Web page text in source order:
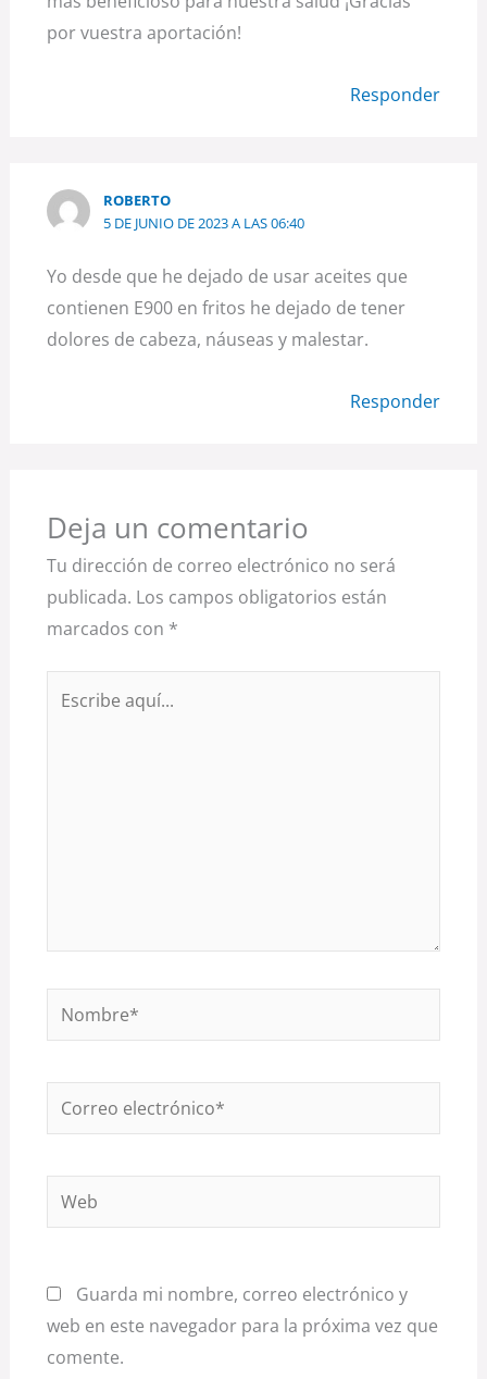
por vuestra aportación!
Responder
ROBERTO
5 DE JUNIO DE 2023 A LAS 06:40
Yo desde que he dejado de usar aceites que
contienen E900 en fritos he dejado de tener
dolores de cabeza, náuseas y malestar.
Responder
Deja un comentario
Tu dirección de correo electrónico no será
publicada. Los campos obligatorios están
marcados con *
Nombre*
Correo
Web
Guarda mi nombre, correo electrónico y
web en este navegador para la próxima vez que
comente.